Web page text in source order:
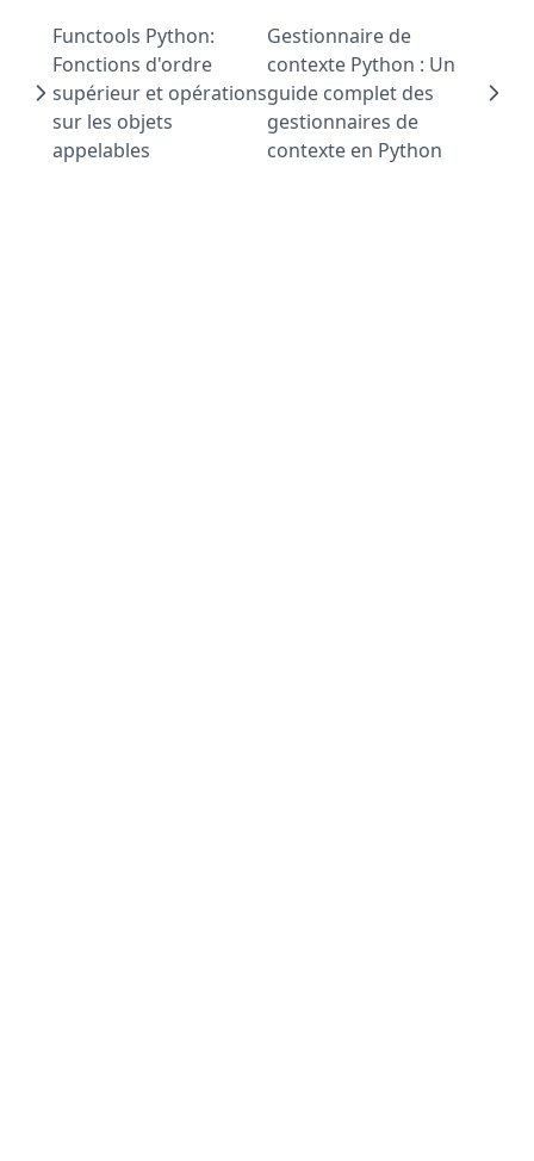
Functools Python:
Fonctions d'ordre
supérieur et opérations
sur les objets
appelables
Gestionnaire de
contexte Python : Un
guide complet des
gestionnaires de
contexte en Python